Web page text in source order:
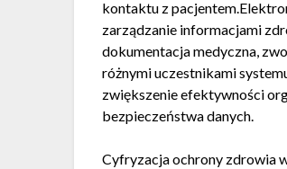
kontaktu z
zarządzanie informacjami
dokumentacja medyczna,
różnymi uczestnikami
zwiększenie efektywności
bezpieczeństwa danych.
Cyfryzacja ochrony zdrowia